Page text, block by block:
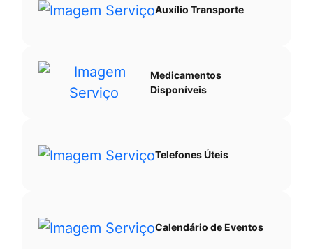
Auxílio Transporte
Medicamentos
Disponíveis
Telefones Úteis
Calendário de Eventos